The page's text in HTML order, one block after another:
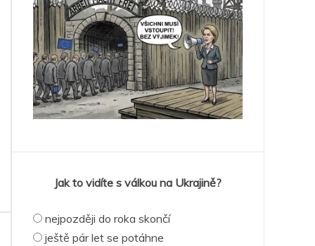
Jak to vidíte s válkou na Ukrajině?
nejpozději do roka skončí
ještě pár let se potáhne